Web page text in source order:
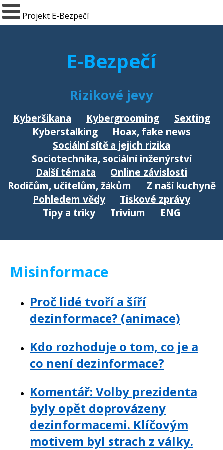
Projekt E-Bezpečí
E-Bezpečí
Rizikové jevy
Kyberšikana Kybergrooming
Sexting
Kyberstalking
Hoax, fake news
Sociální sítě a jejich rizika
Sociotechnika, sociální inženýrství
Další témata
Online závislosti
Rodičům, učitelům, žákům
Z naší kuchyně
Pohledem vědy
Tiskové zprávy
Tipy a triky
Trivium ENG
Misinformace
Proč lidé tvoří a šíří
dezinformace? (animace)
Kdo rozhoduje o tom, co je a
co není dezinformace?
Komentář: Volby prezidenta
byly opět doprovázeny
dezinformacemi. Klíčovým
motivem byl strach z války.